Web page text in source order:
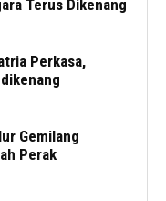
Terus Dikenang
Perkasa,
Gemilang
Perak